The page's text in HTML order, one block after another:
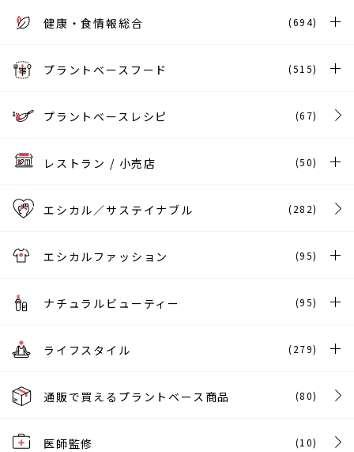
健康・食情報総合 (694)
プラントベースフード (515)
プラントベースレシピ (67)
レストラン / 小売店 (50)
エシカル／サステイナブル (282)
エシカルファッション (95)
ナチュラルビューティー (95)
ライフスタイル (279)
通販で買えるプラントベース商品 (80)
医師監修 (10)